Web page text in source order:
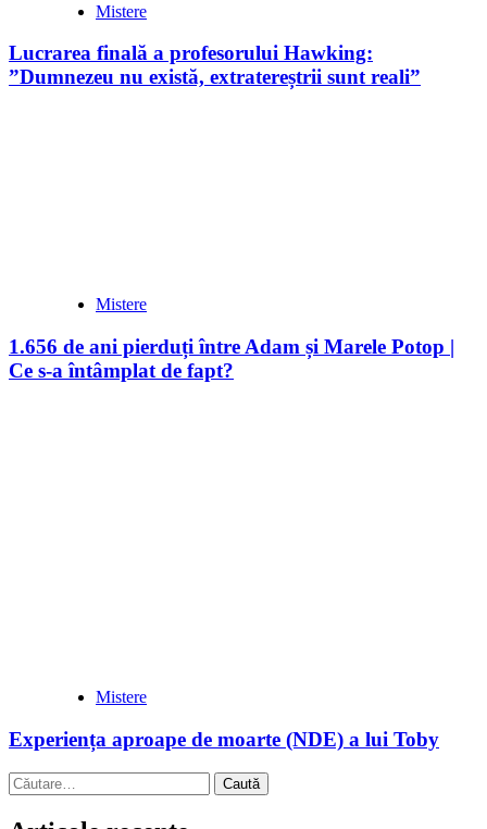
Mistere
Lucrarea finală a profesorului Hawking:
”Dumnezeu nu există, extratereștrii sunt reali”
Mistere
1.656 de ani pierduți între Adam și Marele Potop |
Ce s-a întâmplat de fapt?
Mistere
Experiența aproape de moarte (NDE) a lui Toby
Caută
după: